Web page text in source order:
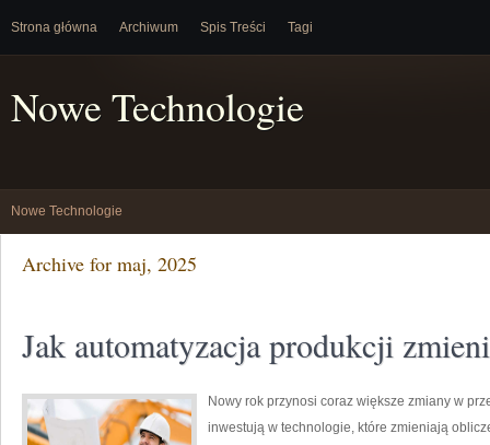
Strona główna Archiwum Spis Treści Tagi
Nowe Technologie
Nowe Technologie
Archive for maj, 2025
Jak automatyzacja produkcji
Nowy rok przynosi coraz większe zmiany w
inwestują w technologie, które zmieniają